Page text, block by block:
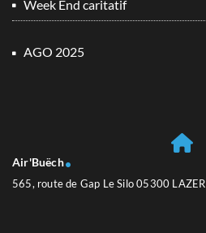
Week End caritatif
AGO 2025
Air'Buëch
565, route de Gap Le Silo 05300 LAZER